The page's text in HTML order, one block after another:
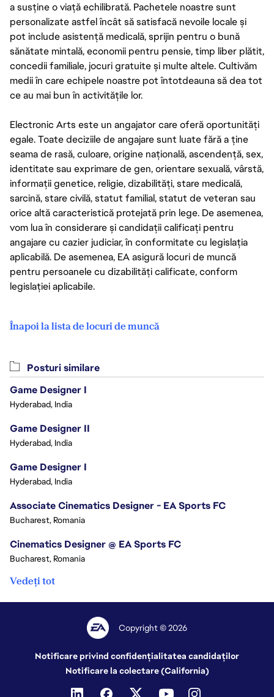
a susține o viață echilibrată. Pachetele noastre sunt
personalizate astfel încât să satisfacă nevoile locale și
pot include asistență medicală, sprijin pentru o bună
sănătate mintală, economii pentru pensie, timp liber plătit,
concedii familiale, jocuri gratuite și multe altele. Cultivăm
medii în care echipele noastre pot întotdeauna să dea tot
ce au mai bun în activitățile lor.
Electronic Arts este un angajator care oferă oportunități
egale. Toate deciziile de angajare sunt luate fără a ține
seama de rasă, culoare, origine națională, ascendență, sex,
identitate sau exprimare de gen, orientare sexuală, vârstă,
informații genetice, religie, dizabilități, stare medicală,
sarcină, stare civilă, statut familial, statut de veteran sau
orice altă caracteristică protejată prin lege. De asemenea,
vom lua în considerare și candidații calificați pentru
angajare cu cazier judiciar, în conformitate cu legislația
aplicabilă. De asemenea, EA asigură locuri de muncă
pentru persoanele cu dizabilități calificate, conform
legislației aplicabile.
Înapoi la lista de locuri de muncă
Posturi similare
Game Designer I
Hyderabad, India
Game Designer II
Hyderabad, India
Game Designer I
Hyderabad, India
Associate Cinematics Designer - EA Sports FC
Bucharest, Romania
Cinematics Designer @ EA Sports FC
Bucharest, Romania
Vedeți tot
Copyright © 2026
Notificare privind confidențialitatea candidaților
Notificare la colectare (California)